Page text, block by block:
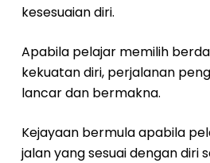
kesesuaian diri.
Apabila pelajar memilih
kekuatan diri, perjalanan
lancar dan bermakna.
Kejayaan bermula apabila
jalan yang sesuai dengan diri